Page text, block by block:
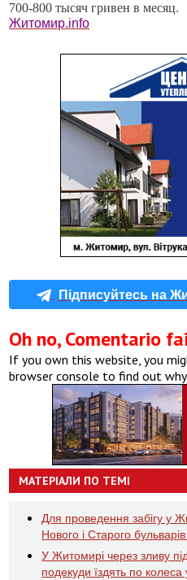
700-800 тысяч гривен в месяц.
Житомир.info
Підписуйтесь на
Oh no, Comentario
If you own this website, you
browser console to find out why.
МАТЕРІАЛИ ПО ТЕМІ
Для проведення забігу у
Нового і Старого
У Житомирі через зливу
подекуди їздять по колеса